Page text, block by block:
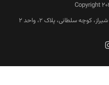
Copyright
کوچه سلطانی، پلاک 2، واحد 2